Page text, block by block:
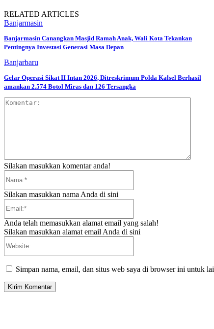
RELATED ARTICLES
Banjarmasin
Banjarmasin Canangkan Masjid Ramah Anak, Wali Kota Tekankan
Pentingnya Investasi Generasi Masa Depan
Banjarbaru
Gelar Operasi Sikat II Intan 2026, Ditreskrimum Polda Kalsel Berhasil
amankan 2.574 Botol Miras dan 126 Tersangka
Silakan masukkan komentar anda!
Silakan masukkan nama Anda di sini
Anda telah memasukkan alamat email yang salah!
Silakan masukkan alamat email Anda di sini
Simpan nama, email, dan situs web saya di browser ini untuk